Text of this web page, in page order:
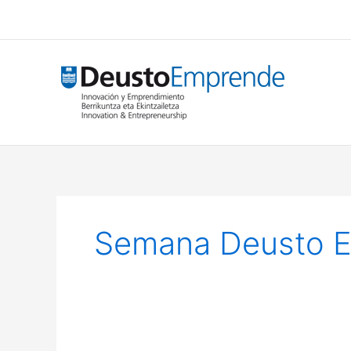
Semana Deusto